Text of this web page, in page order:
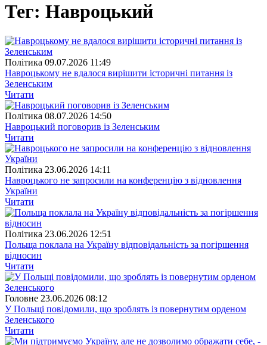
Тег: Навроцький
Полiтика 09.07.2026 11:49
Навроцькому не вдалося вирішити історичні питання із
Зеленським
Читати
Полiтика 08.07.2026 14:50
Навроцький поговорив із Зеленським
Читати
Полiтика 23.06.2026 14:11
Навроцького не запросили на конференцію з відновлення
України
Читати
Полiтика 23.06.2026 12:51
Польща поклала на Україну відповідальність за погіршення
відносин
Читати
Головне 23.06.2026 08:12
У Польщі повідомили, що зроблять із повернутим орденом
Зеленського
Читати